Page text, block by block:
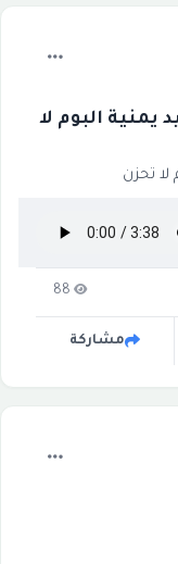
البوم لا
لا تحزن
88
مشاركة